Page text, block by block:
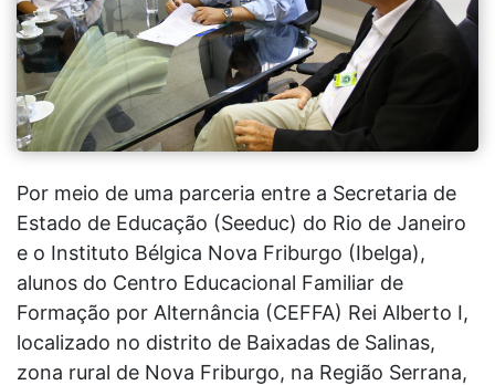
Por meio de uma parceria entre a Secretaria de
Estado de Educação (Seeduc) do Rio de Janeiro
e o Instituto Bélgica Nova Friburgo (Ibelga),
alunos do Centro Educacional Familiar de
Formação por Alternância (CEFFA) Rei Alberto I,
localizado no distrito de Baixadas de Salinas,
zona rural de Nova Friburgo, na Região Serrana,